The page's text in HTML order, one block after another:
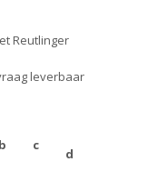
Reutlinger
leverbaar
b c
d